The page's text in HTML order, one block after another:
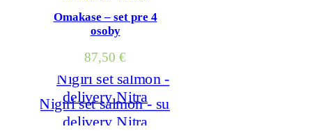
Omakase – set pre 4
osoby
87,50 €